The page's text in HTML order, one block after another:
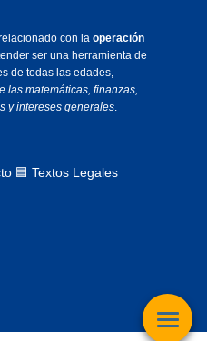
con la operación
ser una herramienta de
de todas las edades,
las matemáticas, finanzas,
y intereses generales.
🟦 Textos Legales